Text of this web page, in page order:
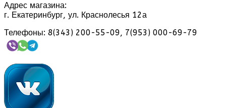
Адрес магазина:
г. Екатеринбург, ул. Краснолесья 12а
Телефоны: 8(343) 200-55-09, 7(953) 000-69-79